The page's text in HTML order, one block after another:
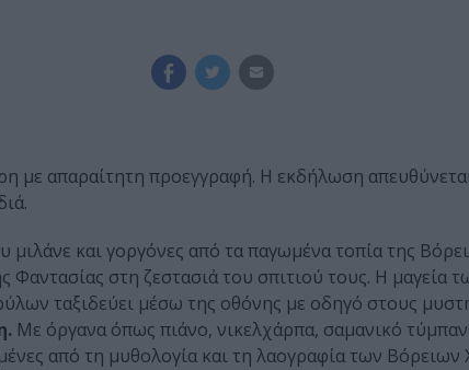
με απαραίτητη προεγγραφή. Η εκδήλωση
μιλάνε και γοργόνες από τα παγωμένα τοπία της
Φαντασίας στη ζεστασιά του σπιτιού τους. Η μαγεία
ταξιδεύει μέσω της οθόνης με οδηγό στους
Με όργανα όπως πιάνο, νικελχάρπα, σαμανικό
από τη μυθολογία και τη λαογραφία των